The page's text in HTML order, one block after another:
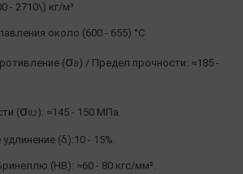
- 2710\) кг/м³
около (600 - 655) °C
(σΒ) / Предел прочности: ≈185 -
(σ0,2): ≈145 - 150 МПа.
(δ):10 - 15%.
(HB): ≈60 - 80 кгс/мм².